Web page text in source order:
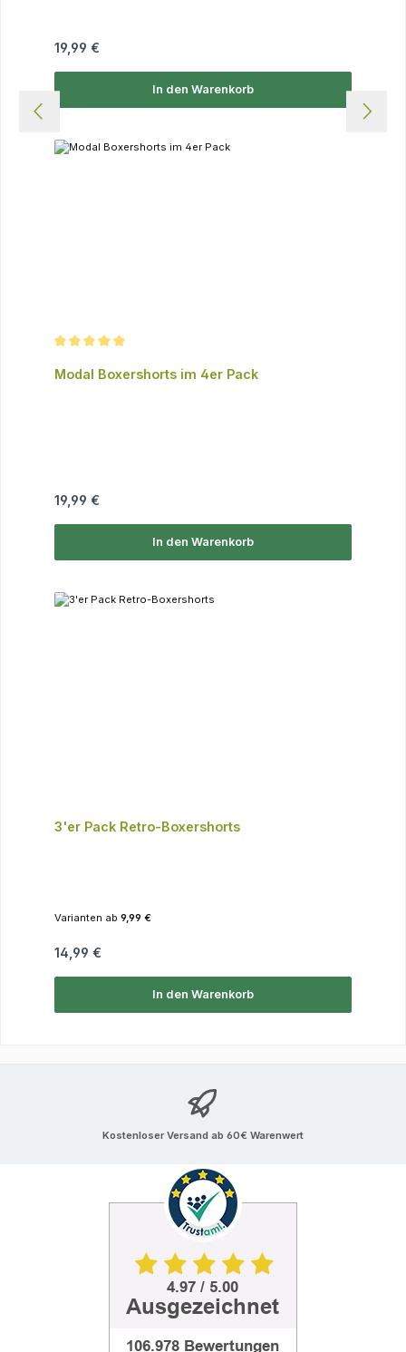
Regulärer Preis:
19,99 €
In den Warenkorb
Modal Boxershorts im 4er Pack
Regulärer Preis:
19,99 €
In den Warenkorb
3'er Pack Retro-Boxershorts
Varianten ab 9,99 €
Regulärer Preis:
14,99 €
In den Warenkorb
Kostenloser Versand ab 60€ Warenwert